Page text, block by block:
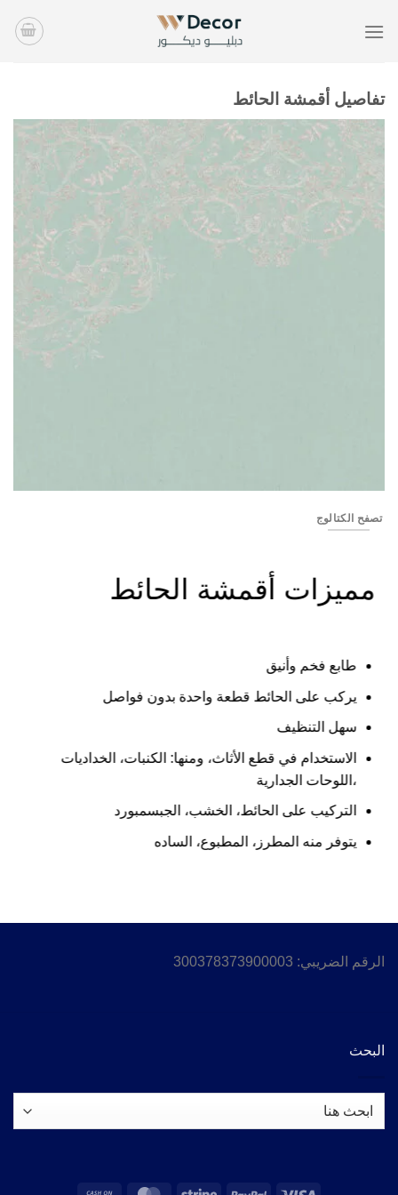
للمحتوى
تفاصيل أقمشة الحائط
تصفح الكتالوج
مميزات أقمشة الحائط
طابع فخم وأنيق
يركب على الحائط قطعة واحدة بدون فواصل
سهل التنظيف
الاستخدام في قطع الأثاث، ومنها: الكنبات، الخداديات
،اللوحات الجدارية
التركيب على الحائط، الخشب، الجبسمبورد
يتوفر منه المطرز، المطبوع، الساده
الرقم الضريبي: 300378373900003
البحث